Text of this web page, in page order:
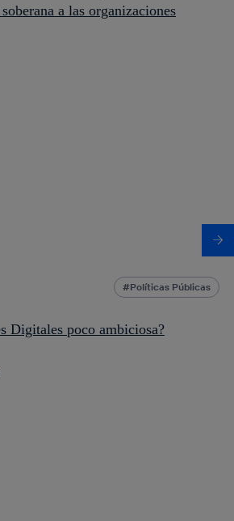
a las organizaciones
Políticas Públicas
Digitales poco ambiciosa?